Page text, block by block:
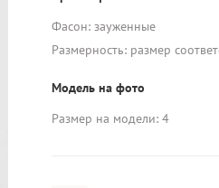
Фасон: зауженные
Размерность: размер
Модель на фото
Размер на модели: 4